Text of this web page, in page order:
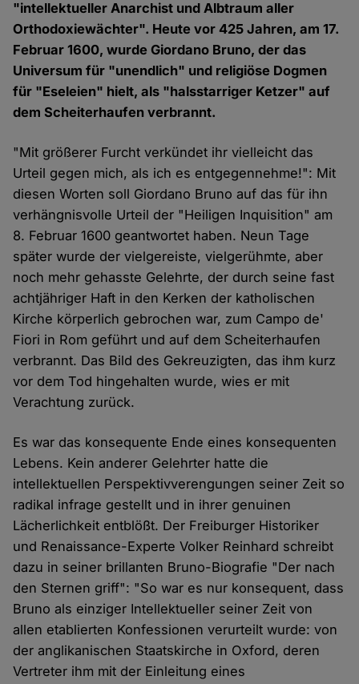
"intellektueller Anarchist und Albtraum aller
Orthodoxiewächter". Heute vor 425 Jahren, am 17.
Februar 1600, wurde Giordano Bruno, der das
Universum für "unendlich" und religiöse Dogmen
für "Eseleien" hielt, als "halsstarriger Ketzer" auf
dem Scheiterhaufen verbrannt.
"Mit größerer Furcht verkündet ihr vielleicht das
Urteil gegen mich, als ich es entgegennehme!": Mit
diesen Worten soll Giordano Bruno auf das für ihn
verhängnisvolle Urteil der "Heiligen Inquisition" am
8. Februar 1600 geantwortet haben. Neun Tage
später wurde der vielgereiste, vielgerühmte, aber
noch mehr gehasste Gelehrte, der durch seine fast
achtjähriger Haft in den Kerken der katholischen
Kirche körperlich gebrochen war, zum Campo de'
Fiori in Rom geführt und auf dem Scheiterhaufen
verbrannt. Das Bild des Gekreuzigten, das ihm kurz
vor dem Tod hingehalten wurde, wies er mit
Verachtung zurück.
Es war das konsequente Ende eines konsequenten
Lebens. Kein anderer Gelehrter hatte die
intellektuellen Perspektivverengungen seiner Zeit so
radikal infrage gestellt und in ihrer genuinen
Lächerlichkeit entblößt. Der Freiburger Historiker
und Renaissance-Experte Volker Reinhard schreibt
dazu in seiner brillanten Bruno-Biografie "Der nach
den Sternen griff": "So war es nur konsequent, dass
Bruno als einziger Intellektueller seiner Zeit von
allen etablierten Konfessionen verurteilt wurde: von
der anglikanischen Staatskirche in Oxford, deren
Vertreter ihm mit der Einleitung eines